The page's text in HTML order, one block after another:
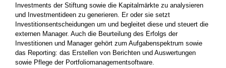
Investments der Stiftung sowie die Kapitalmärkte zu analysieren
und Investmentideen zu generieren. Er oder sie setzt
Investitionsentscheidungen um und begleitet diese und steuert die
externen Manager. Auch die Beurteilung des Erfolgs der
Investitionen und Manager gehört zum Aufgabenspektrum sowie
das Reporting: das Erstellen von Berichten und Auswertungen
sowie Pflege der Portfoliomanagementsoftware.